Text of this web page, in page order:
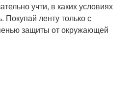
учти, в каких условиях
Покупай ленту только с
защиты от окружающей